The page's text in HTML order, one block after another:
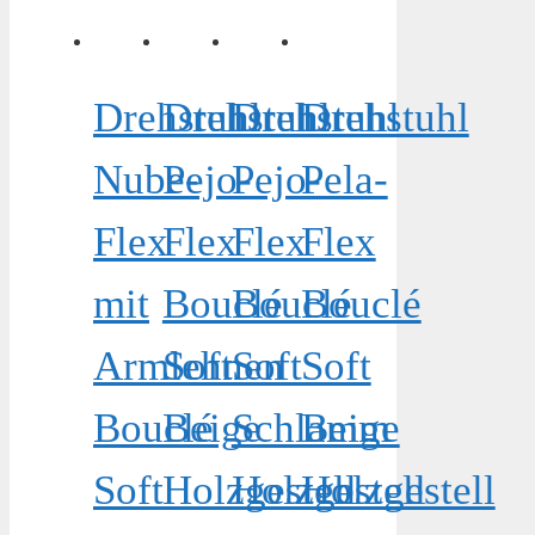
Drehstuhl
Nube-
Flex
mit
Armlehnen
Bouclé
Soft
Drehstuhl
Pejo-
Flex
Bouclé
Soft
Beige
Holzgestell
Drehstuhl
Pejo-
Flex
Bouclé
Soft
Schlamm
Holzgestell
Drehstuhl
Pela-
Flex
Bouclé
Soft
Beige
Holzgestell